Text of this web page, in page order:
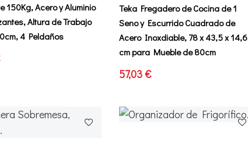
150Kg, Acero y Aluminio
Altura de Trabajo
4 Peldaños
Teka Fregadero de Cocina de 1
Seno y Escurrido Cuadrado de
Acero Inoxdiable, 78 x 43,5 x 14,6
cm para Mueble de 80cm
57,03 €